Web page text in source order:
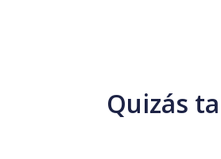
Quizás